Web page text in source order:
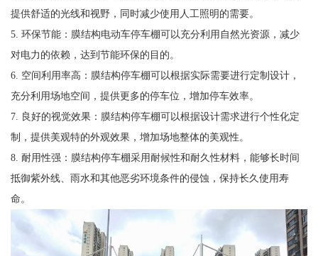
提供舒适的光线和视野，同时减少使用人工照明的需要。
5. 环保节能：膜结构电动车停车棚可以充分利用自然光资源，减少
对电力的依赖，达到节能环保的目的。
6. 空间利用率高：膜结构停车棚可以根据实际需要进行定制设计，
充分利用场地空间，提供更多的停车位，增加停车效率。
7. 良好的视觉效果：膜结构停车棚可以根据设计需求进行个性化定
制，提供美观特的外观效果，增加场地整体的美观性。
8. 耐用性强：膜结构停车棚采用耐候性和耐久性材料，能够长时间
抵御紫外线、雨水和其他恶劣环境条件的侵蚀，保持长久使用寿
命。